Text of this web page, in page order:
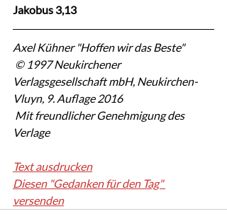
Jakobus 3,13
Axel Kühner "Hoffen wir das Beste"
Verlagsgesellschaft mbH, Neukirchen-
Vluyn, 9. Auflage 2016
Verlage
Text ausdrucken
Diesen "Gedanken für den Tag"
versenden